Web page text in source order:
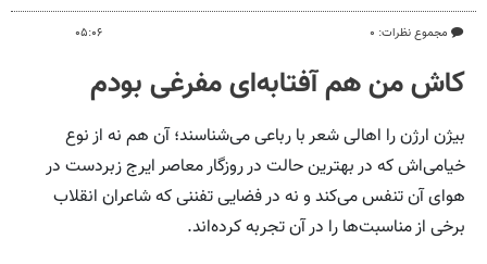
مجموع نظرات: ۰ ۰۵:۰۶
کاش من هم آفتابه‌ای مفرغی بودم
بیژن ارژن را اهالی شعر با رباعی می‌شناسند؛ آن هم نه از نوع
خیامی‌اش که در بهترین حالت در روزگار معاصر ایرج زبردست در
هوای آن تنفس می‌کند و نه در فضایی تفننی که شاعران انقلاب
برخی از مناسبت‌ها را در آن تجربه کرده‌اند.